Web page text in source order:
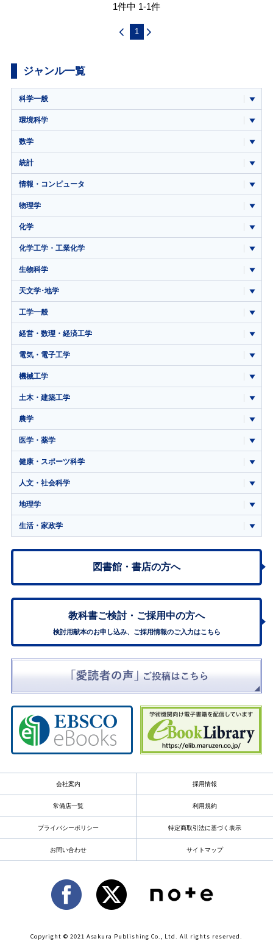
1件中 1-1件
1
ジャンル一覧
科学一般
環境科学
数学
統計
情報・コンピュータ
物理学
化学
化学工学・工業化学
生物科学
天文学･地学
工学一般
経営・数理・経済工学
電気・電子工学
機械工学
土木・建築工学
農学
医学・薬学
健康・スポーツ科学
人文・社会科学
地理学
生活・家政学
図書館・書店の方へ
教科書ご検討・ ご採用中の方へ
検討用献本のお申し込み、ご採用情報のご入力はこちら
会社案内 採用情報
常備店一覧 利用規約
プライバシーポリシー 特定商取引法に基づく表示
お問い合わせ サイトマップ
Copyright © 2021 Asakura Publishing Co., Ltd. All rights reserved.